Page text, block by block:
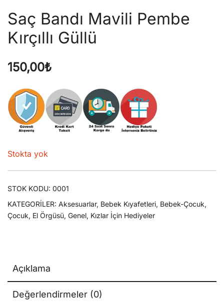
Saç Bandı Mavili Pembe
Kırçıllı Güllü
150,00₺
Stokta yok
STOK KODU: 0001
KATEGORILER: Aksesuarlar, Bebek Kıyafetleri, Bebek-Çocuk,
Çocuk, El Örgüsü, Genel, Kızlar İçin Hediyeler
Açıklama
Değerlendirmeler (0)